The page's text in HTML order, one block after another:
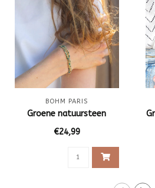
BOHM PARIS
Groene natuursteen
€24,99